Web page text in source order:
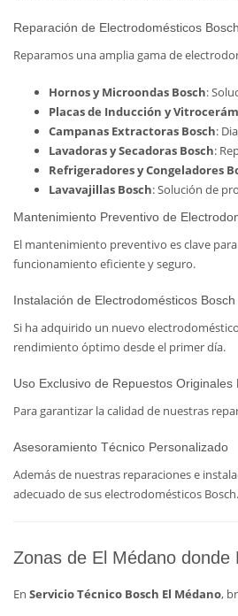
Reparación de Electrodomésticos Bosch
Reparamos una amplia gama de
Hornos y Microondas Bosch:
Placas de Inducción y
Campanas Extractoras Bosch:
Lavadoras y Secadoras Bosch:
Refrigeradores y Congeladores
Lavavajillas Bosch: Solución de
Mantenimiento Preventivo de
El mantenimiento preventivo es clave
funcionamiento eficiente y seguro.
Instalación de Electrodomésticos Bosch
Si ha adquirido un nuevo
rendimiento óptimo desde el primer día.
Uso Exclusivo de Repuestos Originales
Para garantizar la calidad de nuestras
Asesoramiento Técnico Personalizado
Además de nuestras reparaciones e
adecuado de sus electrodomésticos Bosch.
Zonas de El Médano donde
En Servicio Técnico Bosch El Médano,